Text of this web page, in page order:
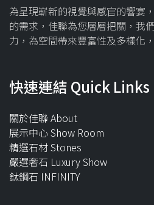
為呈現嶄新的視覺與感官的響宴
的需求，佳聯為您層層把關，我
力，為空間帶來豐富性及多樣化
快速連結 Quick Links
關於佳聯 About
展示中心 Show Room
精選石材 Stones
嚴選奢石 Luxury Show
鈦鋼石 INFINITY